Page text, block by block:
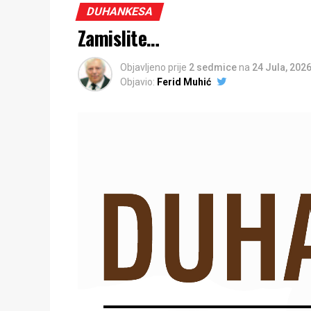
DUHANKESA
Zamislite…
Objavljeno prije 2 sedmice na 24 Jula, 2026
Objavio: Ferid Muhić